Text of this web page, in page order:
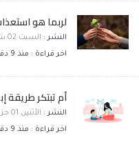
لربما هو
النشر : السبت 02 شباط 2019
اخر قراءة : منذ 9 دقائق
أم تبتكر طريقة
النشر : الأثنين 01 حزيران 2020
اخر قراءة : منذ 9 دقائق